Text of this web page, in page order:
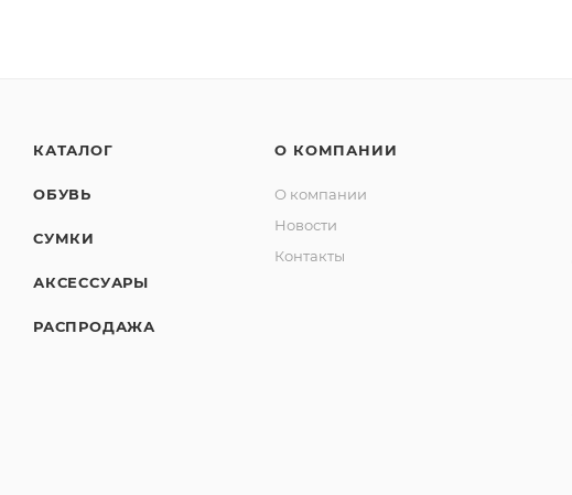
КАТАЛОГ
ОБУВЬ
СУМКИ
АКСЕССУАРЫ
РАСПРОДАЖА
О КОМПАНИИ
О компании
Новости
Контакты